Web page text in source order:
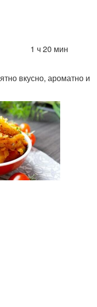
1 ч 20 мин
вкусно, ароматно и